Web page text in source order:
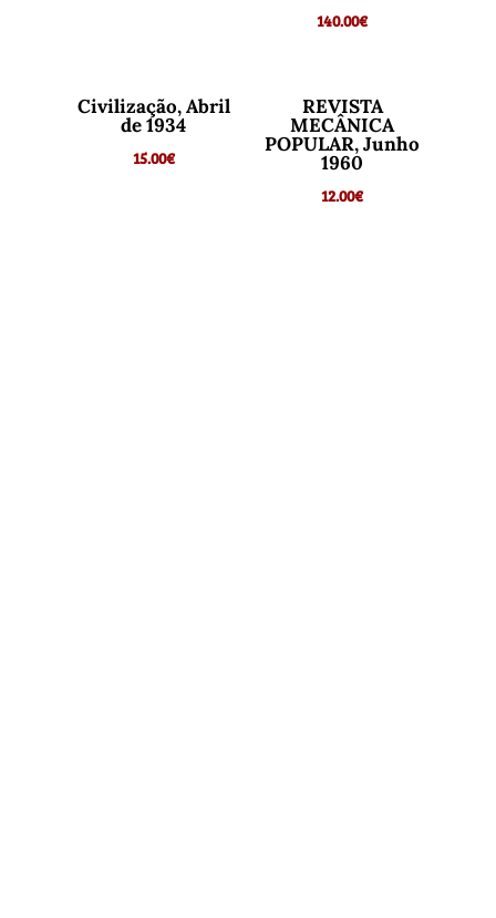
140.00€
Civilização, Abril
de 1934
15.00€
REVISTA
MECÂNICA
POPULAR, Junho
1960
12.00€